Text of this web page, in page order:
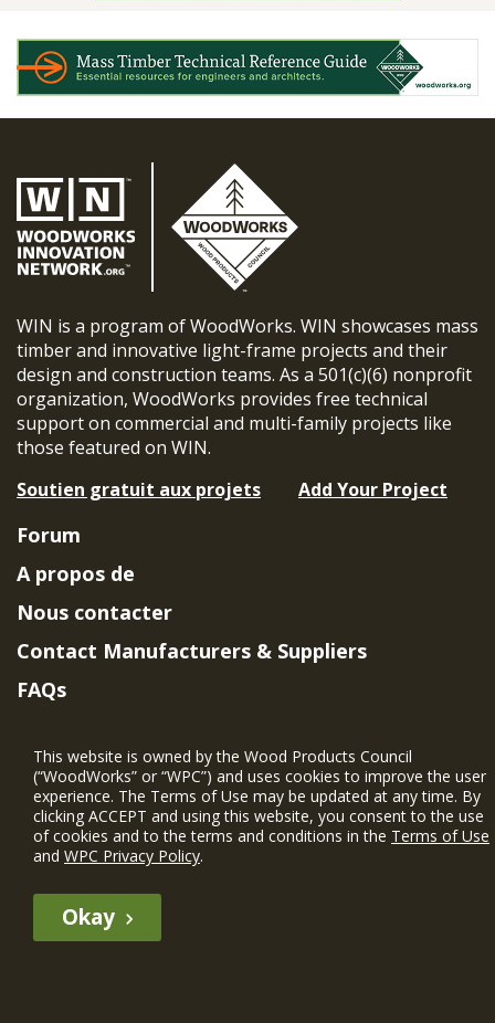
WIN is a program of WoodWorks. WIN showcases mass
timber and innovative light-frame projects and their
design and construction teams. As a 501(c)(6) nonprofit
organization, WoodWorks provides free technical
support on commercial and multi-family projects like
those featured on WIN.
Soutien gratuit aux projets
Add Your Project
The WIN member profile information provided by this site is for
Forum
A propos de
Nous contacter
Contact Manufacturers & Suppliers
FAQs
Project Eligibility Requirements
Politique de confidentialité| Conditions
d'utilisation
This website is owned by the Wood Products Council
(“WoodWorks” or “WPC”) and uses cookies to improve the user
experience. The Terms of Use may be updated at any time. By
clicking ACCEPT and using this website, you consent to the use
of cookies and to the terms and conditions in the Terms of Use
and WPC Privacy Policy.
Okay